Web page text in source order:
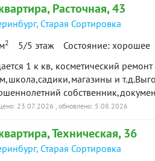
22 июня 2026
90 дн.
в продаже
2 июля 2026
в продаже
90 дн.
, Расточная, 43
, Старая Сортировка
2 5/5 этаж Состояние: хорошее
1 к кв, косметический ремонт
и
ID объекта в нашей базе: 7572
23.07.2026 , обновлено: 5.08.2026
, Техническая, 36
, Старая Сортировка